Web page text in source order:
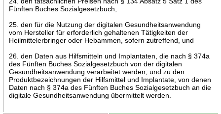
Fünften Buches Sozialgesetzbuch,
25. den für die Nutzung der digitalen Gesundheitsanwendung
vom Hersteller für erforderlich gehaltenen Tätigkeiten der
Heilmittelerbringer oder Hebammen, sofern zutreffend, und
26. den Daten aus Hilfsmitteln und Implantaten, die nach § 374a
des Fünften Buches Sozialgesetzbuch von der digitalen
Gesundheitsanwendung verarbeitet werden, und zu den
Produktbezeichnungen der Hilfsmittel und Implantate, von denen
Daten nach § 374a des Fünften Buches Sozialgesetzbuch an die
digitale Gesundheitsanwendung übermittelt werden.